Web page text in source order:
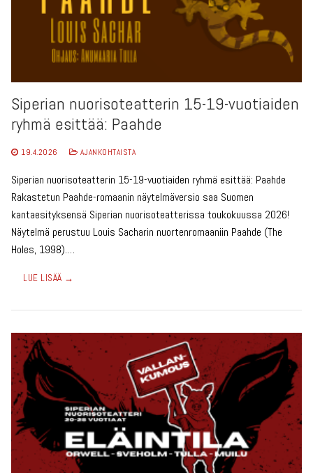
Siperian nuorisoteatterin 15-19-vuotiaiden
ryhmä esittää: Paahde
19.4.2026 AJANKOHTAISTA
Siperian nuorisoteatterin 15-19-vuotiaiden ryhmä esittää: Paahde
Rakastetun Paahde-romaanin näytelmäversio saa Suomen
kantaesityksensä Siperian nuorisoteatterissa toukokuussa 2026!
Näytelmä perustuu Louis Sacharin nuortenromaaniin Paahde (The
Holes, 1998).…
LUE LISÄÄ →